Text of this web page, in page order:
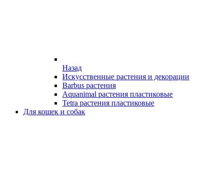
Назад
Искусственные растения и декорации
Barbus растения
Aquanimal растения пластиковые
Tetra растения пластиковые
Для кошек и собак